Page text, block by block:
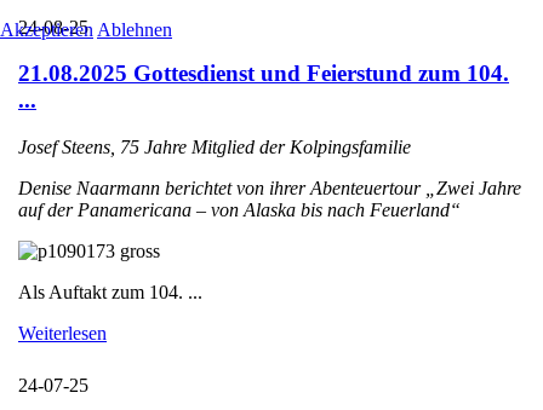
24-08-25
21.08.2025 Gottesdienst und Feierstund zum 104.
...
Josef Steens, 75 Jahre Mitglied der Kolpingsfamilie
Denise Naarmann berichtet von ihrer Abenteuertour „Zwei Jahre
auf der Panamericana – von Alaska bis nach Feuerland“
Als Auftakt zum 104. ...
Weiterlesen
24-07-25
Akzeptieren Ablehnen